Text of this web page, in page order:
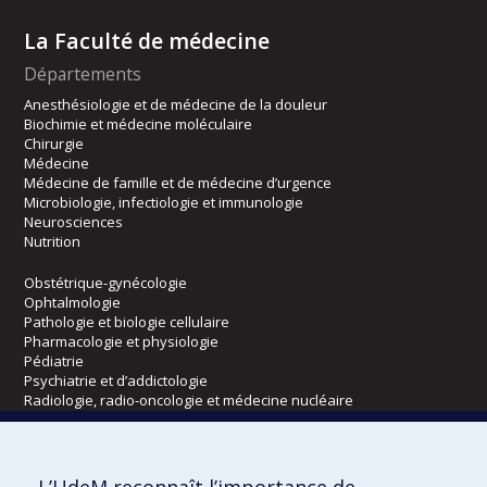
La Faculté de médecine
Départements
Anesthésiologie et de médecine de la douleur
Biochimie et médecine moléculaire
Chirurgie
Médecine
Médecine de famille et de médecine d’urgence
Microbiologie, infectiologie et immunologie
Neurosciences
Nutrition
Obstétrique-gynécologie
Ophtalmologie
Pathologie et biologie cellulaire
Pharmacologie et physiologie
Pédiatrie
Psychiatrie et d’addictologie
Radiologie, radio-oncologie et médecine nucléaire